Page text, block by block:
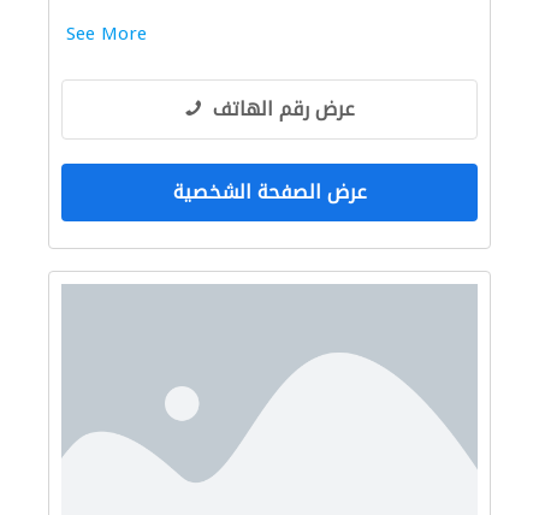
See More
عرض رقم الهاتف
عرض الصفحة الشخصية